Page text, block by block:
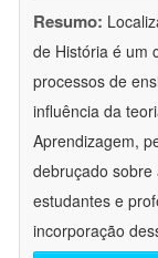
Resumo:
de História é um
processos de
influência da
Aprendizagem,
debruçado
estudantes e
incorporação